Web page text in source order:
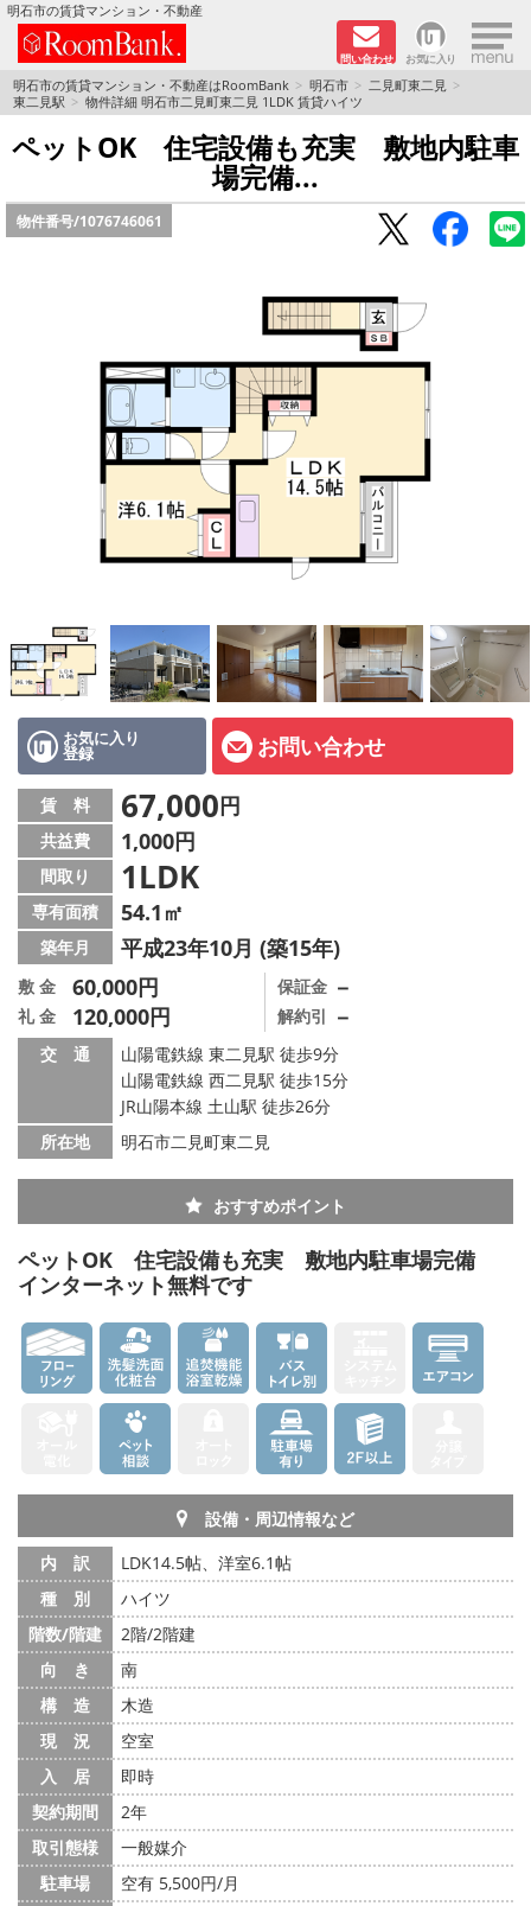
明石市の賃貸マンション・不動産
問い合わせ お気に入り ×
TOPページ
分譲マンションシリーズ
リノベーション物件
路線·駅から探す
地域から探す
地図から探す
オーナー様へ
LINE公式アカウント
店舗情報·アクセス
会社概要
メールでお問い合わせ
明石市の賃貸マンション・不動産はRoomBank 明石市
二見町東二見
東二見駅
物件詳細 明石市二見町東二見 1LDK 賃貸ハイツ
ペットOK 住宅設備も充実 敷地内駐車
場完備...
物件番号/1076746061
お気に入り
登録 お問い合わせ
賃 料 67,000円
共益費 1,000円
間取り 1LDK
専有面積 54.1㎡
築年月 平成23年10月 (築15年)
敷 金 60,000円
礼 金 120,000円
保証金 －
解約引 －
交 通
山陽電鉄線 東二見駅 徒歩9分
山陽電鉄線 西二見駅 徒歩15分
JR山陽本線 土山駅 徒歩26分
所在地
明石市二見町東二見
おすすめポイント
ペットOK 住宅設備も充実 敷地内駐車場完備
インターネット無料です
設備・周辺情報など
内 訳
LDK14.5帖、洋室6.1帖
種 別
ハイツ
階数/階建
2階/2階建
向 き
南
構 造
木造
現 況
空室
入 居
即時
契約期間
2年
取引態様
一般媒介
駐車場
空有 5,500円/月